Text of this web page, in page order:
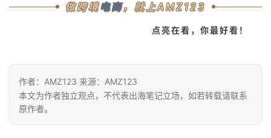
做跨境电商，就上AMZ123
点亮在看，你最好看！
作者：AMZ123 来源：AMZ123
本文为作者独立观点，不代表出海笔记立场，如若转载请联系
原作者。